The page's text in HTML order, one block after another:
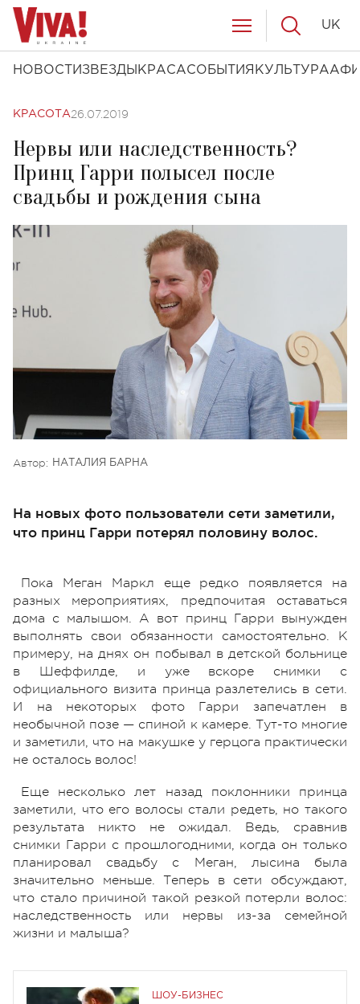
НОВОСТИ ЗВЕЗДЫ КРАСАСОБЫТИЯ КУЛЬТУРА
UK
КРАСОТА26.07.2019
Нервы или наследственность?
Принц Гарри полысел после
свадьбы и рождения сына
Автор: НАТАЛИЯ БАРНА
На новых фото пользователи сети заметили,
что принц Гарри потерял половину волос.
Пока Меган Маркл еще редко появляется на
разных мероприятиях, предпочитая оставаться
дома с малышом. А вот принц Гарри вынужден
выполнять свои обязанности самостоятельно. К
примеру, на днях он побывал в детской больнице
в Шеффилде, и уже вскоре снимки с
официального визита принца разлетелись в сети.
И на некоторых фото Гарри запечатлен в
необычной позе — спиной к камере. Тут-то многие
и заметили, что на макушке у герцога практически
не осталось волос!
Еще несколько лет назад поклонники принца
заметили, что его волосы стали редеть, но такого
результата никто не ожидал. Ведь, сравнив
снимки Гарри с прошлогодними, когда он только
планировал свадьбу с Меган, лысина была
значительно меньше. Теперь в сети обсуждают,
что стало причиной такой резкой потерли волос:
наследственность или нервы из-за семейной
жизни и малыша?
ШОУ-БИЗНЕС